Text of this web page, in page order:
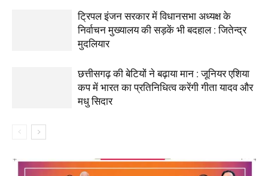
ट्रिपल इंजन सरकार में विधानसभा अध्यक्ष के
निर्वाचन मुख्यालय की सड़कें भी बदहाल : जितेन्द्र
मुदलियार
छत्तीसगढ़ की बेटियों ने बढ़ाया मान : जूनियर एशिया
कप में भारत का प्रतिनिधित्व करेंगी गीता यादव और
मधु सिदार